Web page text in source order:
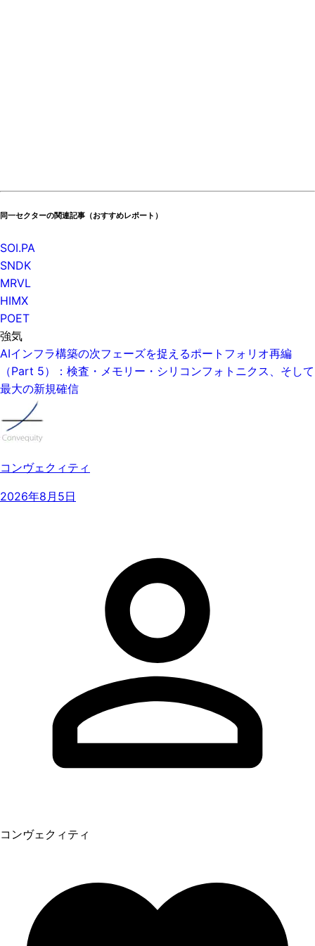
同一セクターの関連記事（おすすめレポート）
SOI.PA
SNDK
MRVL
HIMX
POET
強気
AIインフラ構築の次フェーズを捉えるポートフォリオ再編
（Part 5）：検査・メモリー・シリコンフォトニクス、そして
最大の新規確信
コンヴェクィティ
2026年8月5日
コンヴェクィティ